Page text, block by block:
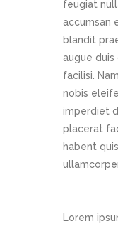
feugiat
accumsan
blandit
augue
facilisi.
nobis
imperdiet
placerat
habent
Lorem